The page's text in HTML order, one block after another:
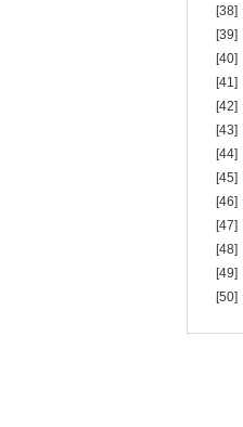
[38]
[39]
[40]
[41]
[42]
[43]
[44]
[45]
[46]
[47]
[48]
[49]
[50]